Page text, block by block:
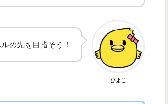
ルの先を目指そう！
ひよこ